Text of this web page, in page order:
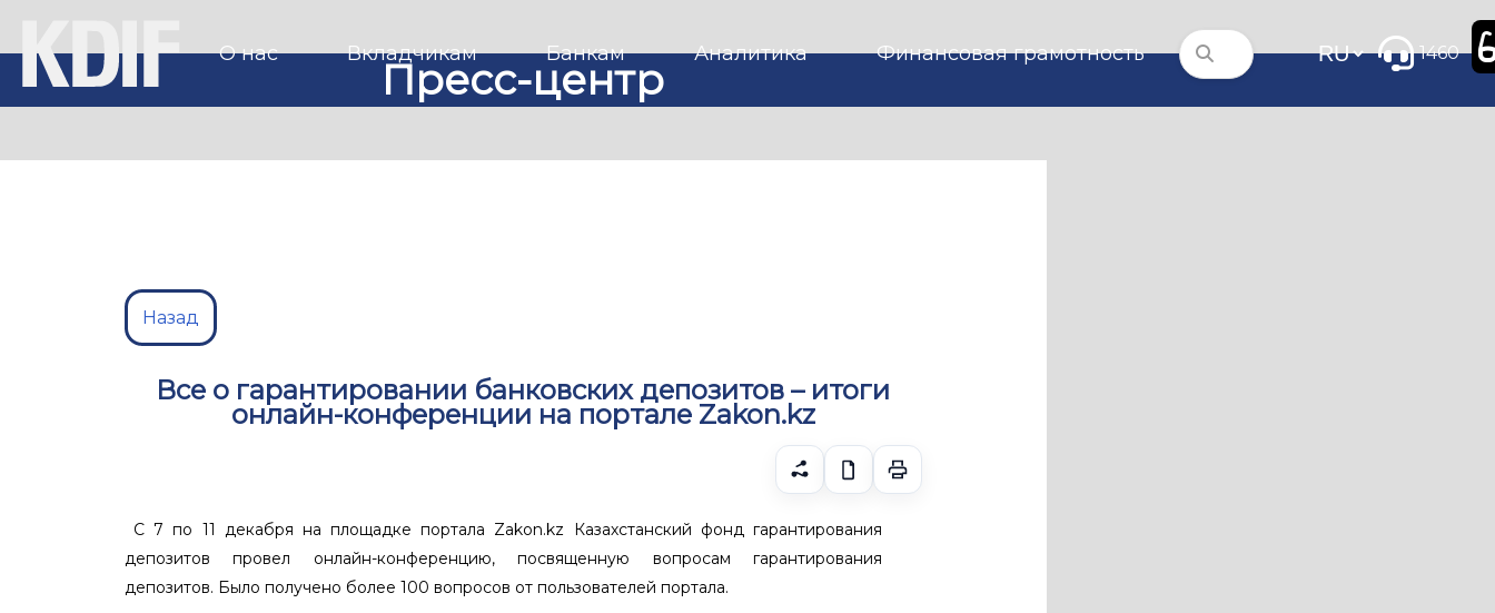
О нас Вкладчикам Банкам Аналитика Финансовая грамотность 1460
Пресс-центр
Назад
Все о гарантировании банковских депозитов – итоги
онлайн-конференции на портале Zakon.kz
C 7 по 11 декабря на площадке портала Zakon.kz Казахстанский фонд гарантирования
депозитов провел онлайн-конференцию, посвященную вопросам гарантирования
депозитов. Было получено более 100 вопросов от пользователей портала.